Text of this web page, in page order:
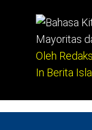
Mayoritas
Oleh
In Berita